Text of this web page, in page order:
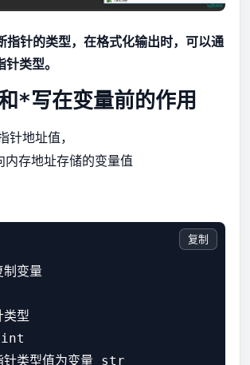
指针的类型，在格式化输出时，可以通
类型。
*写在变量前的作用
针地址值，
内存地址存储的变量值
变量
型
类型值为变量 str
复制